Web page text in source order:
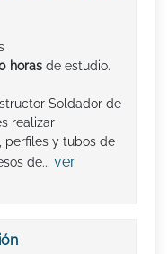
horas de estudio.
Soldador de
realizar
perfiles y tubos de
de... ver